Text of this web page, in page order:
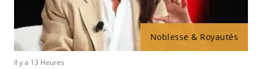
Noblesse & Royautés
Il y a 13 Heures